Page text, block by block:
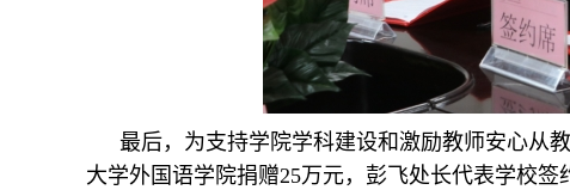
最后，为支持学院学科建设和激励教师安心从
大学外国语学院捐赠25万元，彭飞处长代表学校